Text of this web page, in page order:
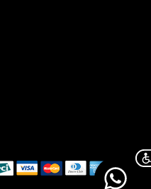
Chat on WhatsApp